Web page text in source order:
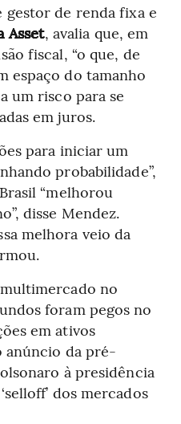
gestor de renda fixa e
Asset, avalia que, em
fiscal, “o que, de
espaço do tamanho
um risco para se
em juros.
para iniciar um
probabilidade”,
“melhorou
disse Mendez.
melhora veio da
no
foram pegos no
em ativos
anúncio da pré-
à presidência
dos mercados